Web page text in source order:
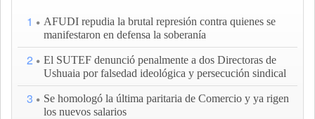
1
AFUDI repudia la brutal represión contra quienes se
manifestaron en defensa la soberanía
2
El SUTEF denunció penalmente a dos Directoras de
Ushuaia por falsedad ideológica y persecución sindical
3
Se homologó la última paritaria de Comercio y ya rigen
los nuevos salarios